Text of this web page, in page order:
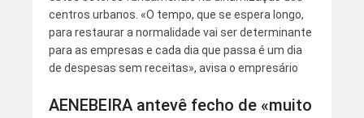
centros urbanos. «O tempo, que se espera longo,
para restaurar a normalidade vai ser determinante
para as empresas e cada dia que passa é um dia
de despesas sem receitas», avisa o empresário
AENEBEIRA antevê fecho de «muito